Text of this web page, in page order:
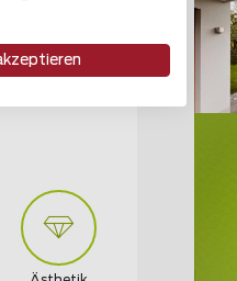
Tiere, Forst- und